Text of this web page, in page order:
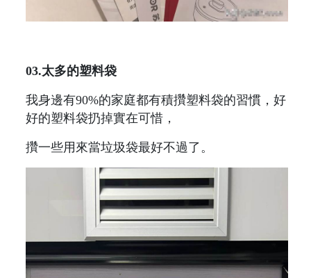
03.太多的塑料袋
我身邊有90%的家庭都有積攢塑料袋的習慣，好
好的塑料袋扔掉實在可惜，
攢一些用來當垃圾袋最好不過了。